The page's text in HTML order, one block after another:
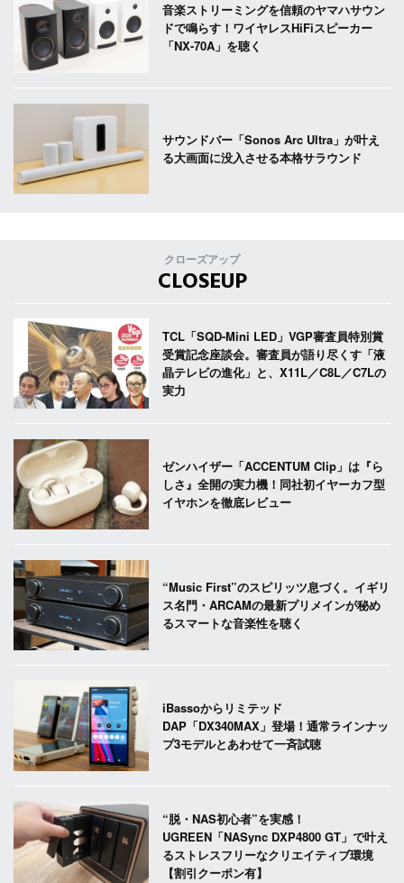
音楽ストリーミングを信頼のヤマハサウン
ドで鳴らす！ワイヤレスHiFiスピーカー
「NX-70A」を聴く
サウンドバー「Sonos Arc Ultra」が叶え
る大画面に没入させる本格サラウンド
クローズアップ
CLOSEUP
TCL「SQD-Mini LED」VGP審査員特別賞
受賞記念座談会。審査員が語り尽くす「液
晶テレビの進化」と、X11L／C8L／C7Lの
実力
ゼンハイザー「ACCENTUM Clip」は『ら
しさ』全開の実力機！同社初イヤーカフ型
イヤホンを徹底レビュー
“Music First”のスピリッツ息づく。イギリ
ス名門・ARCAMの最新プリメインが秘め
るスマートな音楽性を聴く
iBassoからリミテッド
DAP「DX340MAX」登場！通常ラインナッ
プ3モデルとあわせて一斉試聴
“脱・NAS初心者”を実感！
UGREEN「NASync DXP4800 GT」で叶え
るストレスフリーなクリエイティブ環境
【割引クーポン有】